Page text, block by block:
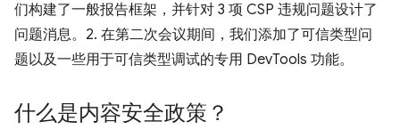
们构建了一般报告框架，并针对 3 项 CSP 违规问题设计了
问题消息。2. 在第二次会议期间，我们添加了可信类型问
题以及一些用于可信类型调试的专用 DevTools 功能。
什么是内容安全政策？